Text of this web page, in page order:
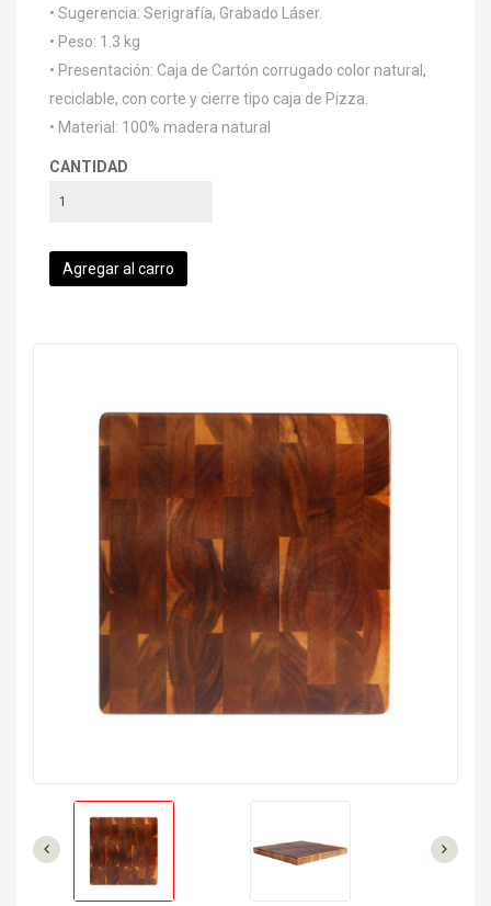
• Sugerencia: Serigrafía, Grabado Láser.
• Peso: 1.3 kg
• Presentación: Caja de Cartón corrugado color natural,
reciclable, con corte y cierre tipo caja de Pizza.
• Material: 100% madera natural
CANTIDAD